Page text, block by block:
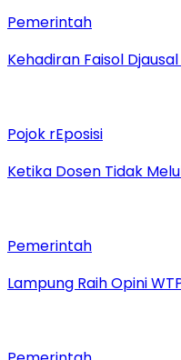
Pemerintah
Kehadiran Faisol
Pojok rEposisi
Ketika Dosen Tidak
Pemerintah
Lampung Raih Opini